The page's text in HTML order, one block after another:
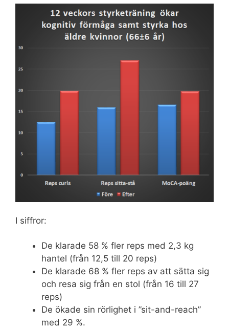
I siffror:
De klarade 58 % fler reps med 2,3 kg
hantel (från 12,5 till 20 reps)
De klarade 68 % fler reps av att sätta sig
och resa sig från en stol (från 16 till 27
reps)
De ökade sin rörlighet i ”sit-and-reach”
med 29 %.